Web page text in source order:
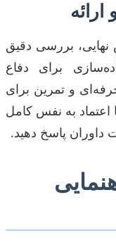
نهایی، بررسی دقیق
برای دفاع
و تمرین برای
اعتماد به نفس کامل
داوران پاسخ دهید.